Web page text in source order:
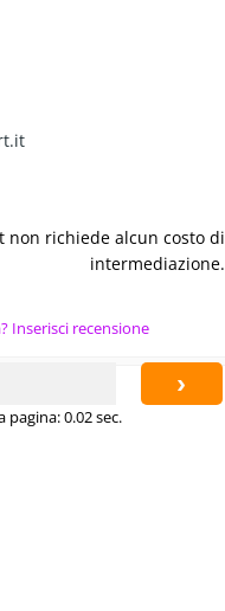
non richiede alcun costo di
intermediazione.
Inserisci recensione
›
0.02 sec.